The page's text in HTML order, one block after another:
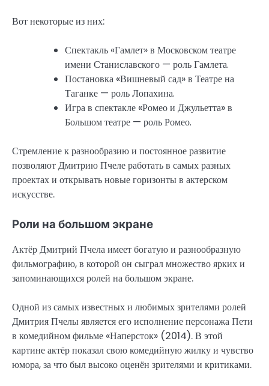
Вот некоторые из них:
Спектакль «Гамлет» в Московском театре
имени Станиславского — роль Гамлета.
Постановка «Вишневый сад» в Театре на
Таганке — роль Лопахина.
Игра в спектакле «Ромео и Джульетта» в
Большом театре — роль Ромео.
Стремление к разнообразию и постоянное развитие
позволяют Дмитрию Пчеле работать в самых разных
проектах и открывать новые горизонты в актерском
искусстве.
Роли на большом экране
Актёр Дмитрий Пчела имеет богатую и разнообразную
фильмографию, в которой он сыграл множество ярких и
запоминающихся ролей на большом экране.
Одной из самых известных и любимых зрителями ролей
Дмитрия Пчелы является его исполнение персонажа Пети
в комедийном фильме «Наперсток» (2014). В этой
картине актёр показал свою комедийную жилку и чувство
юмора, за что был высоко оценён зрителями и критиками.